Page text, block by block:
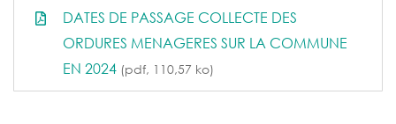
DATES DE PASSAGE COLLECTE DES
ORDURES MENAGERES SUR LA COMMUNE
EN 2024 (pdf, 110,57 ko)